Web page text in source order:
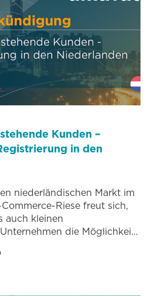
Kunden –
in den
niederländischen Markt im
Riese freut sich,
auch kleinen
die Möglichkei…